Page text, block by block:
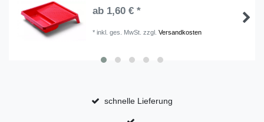
ab 1,60 € *
*inkl. ges. MwSt. zzgl.Versandkosten
schnelle Lieferung